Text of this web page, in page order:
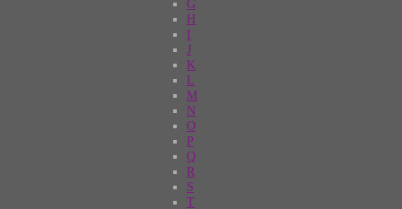
G
H
I
J
K
L
M
N
O
P
Q
R
S
T